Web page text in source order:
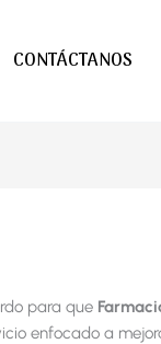
CONTÁCTANOS
para que
enfocado a